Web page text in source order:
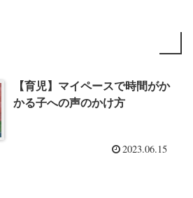
【育児】マイペースで時間がか
かる子への声のかけ方
2023.06.15